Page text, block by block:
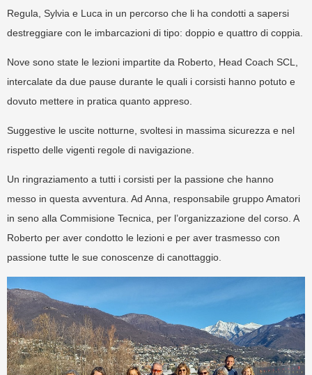
Regula, Sylvia e Luca in un percorso che li ha condotti a sapersi
destreggiare con le imbarcazioni di tipo: doppio e quattro di coppia.
Nove sono state le lezioni impartite da Roberto, Head Coach SCL,
intercalate da due pause durante le quali i corsisti hanno potuto e
dovuto mettere in pratica quanto appreso.
Suggestive le uscite notturne, svoltesi in massima sicurezza e nel
rispetto delle vigenti regole di navigazione.
Un ringraziamento a tutti i corsisti per la passione che hanno
messo in questa avventura. Ad Anna, responsabile gruppo Amatori
in seno alla Commisione Tecnica, per l’organizzazione del corso. A
Roberto per aver condotto le lezioni e per aver trasmesso con
passione tutte le sue conoscenze di canottaggio.